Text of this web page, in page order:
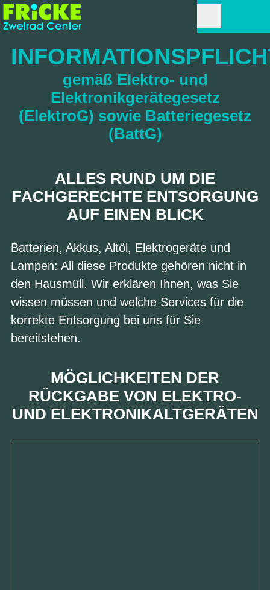
gemäß Elektro- und
Elektronikgerätegesetz
(ElektroG) sowie Batteriegesetz
(BattG)
ALLES RUND UM DIE
FACHGERECHTE ENTSORGUNG
AUF EINEN BLICK
Batterien, Akkus, Altöl, Elektrogeräte und
Lampen: All diese Produkte gehören nicht in
den Hausmüll. Wir erklären Ihnen, was Sie
wissen müssen und welche Services für die
korrekte Entsorgung bei uns für Sie
bereitstehen.
MÖGLICHKEITEN DER
RÜCKGABE VON ELEKTRO-
UND ELEKTRONIKALTGERÄTEN